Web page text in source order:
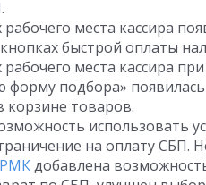
рабочего места кассира
быстрой оплаты
рабочего места кассира
форму подбора»
корзине товаров.
использовать
на оплату СБП.
РМКдобавлена